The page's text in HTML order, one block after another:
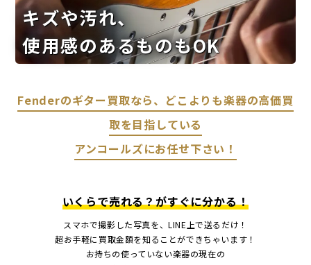
キズや汚れ、
使用感のあるものもOK
Fenderのギター買取なら、どこよりも楽器の高価買
取を目指している
アンコールズにお任せ下さい！
いくらで売れる？がすぐに分かる！
スマホで撮影した写真を、LINE上で送るだけ！
超お手軽に買取金額を知ることができちゃいます！
お持ちの使っていない楽器の現在の